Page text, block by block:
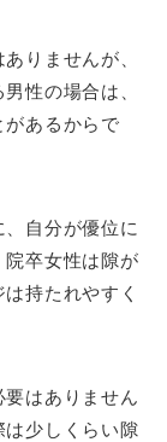
りませんが、
性の場合は、
があるからで
自分が優位に
卒女性は隙が
持たれやすく
はありません
は少しくらい隙